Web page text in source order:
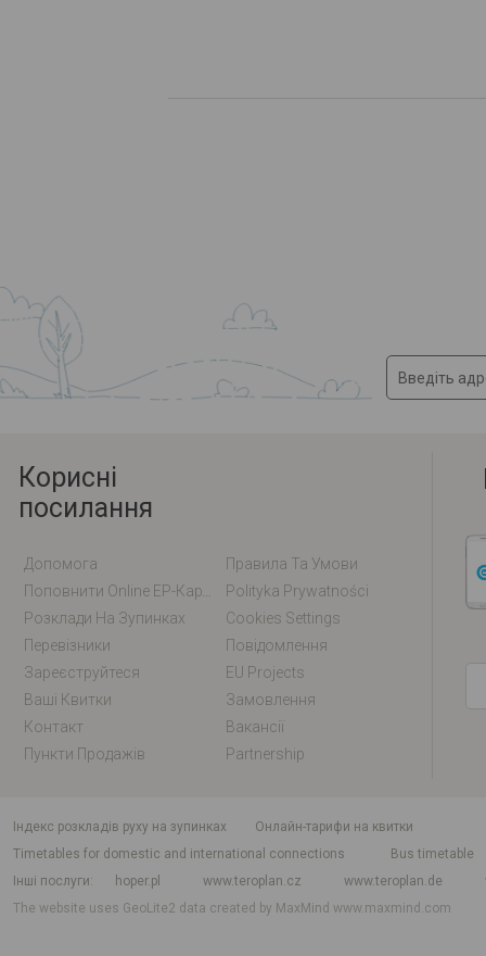
Корисні
посилання
Допомога
Правила Та Умови
Polityka Prywatności
Розклади На Зупинках
Cookies Settings
Перевізники
Повідомлення
Зареєструйтеся
EU Projects
Ваші Квитки
Замовлення
Контакт
Вакансії
Пункти Продажів
Partnership
індекс розкладів руху на зупинках
Онлайн-тарифи на квитки
Timetables for domestic and international connections
Bus timetable
Інші послуги
hoper.pl www.teroplan.cz www.teroplan.de
The website uses GeoLite2 data created by MaxMindwww.maxmind.com